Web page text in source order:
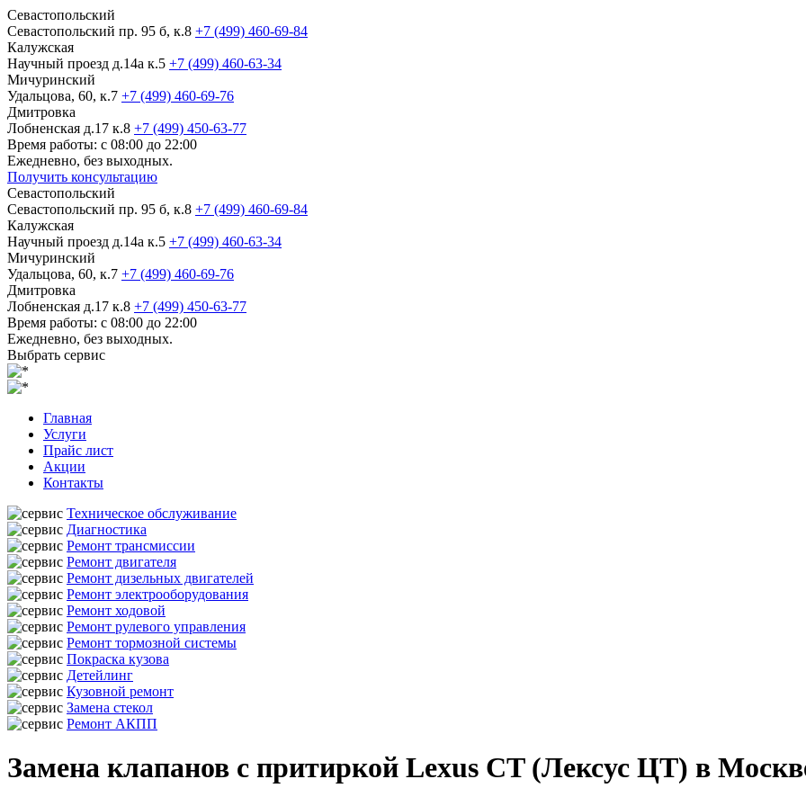
Севастопольский
Севастопольский пр. 95 б, к.8 +7 (499) 460-69-84
Калужская
Научный проезд д.14а к.5 +7 (499) 460-63-34
Мичуринский
Удальцова, 60, к.7 +7 (499) 460-69-76
Дмитровка
Лобненская д.17 к.8 +7 (499) 450-63-77
Время работы: с 08:00 до 22:00
Ежедневно, без выходных.
Получить консультацию
Севастопольский
Севастопольский пр. 95 б, к.8 +7 (499) 460-69-84
Калужская
Научный проезд д.14а к.5 +7 (499) 460-63-34
Мичуринский
Удальцова, 60, к.7 +7 (499) 460-69-76
Дмитровка
Лобненская д.17 к.8 +7 (499) 450-63-77
Время работы: с 08:00 до 22:00
Ежедневно, без выходных.
Выбрать сервис
Главная
Услуги
Прайс лист
Акции
Контакты
Техническое обслуживание
Диагностика
Ремонт трансмиссии
Ремонт двигателя
Ремонт дизельных двигателей
Ремонт электрооборудования
Ремонт ходовой
Ремонт рулевого управления
Ремонт тормозной системы
Покраска кузова
Детейлинг
Кузовной ремонт
Замена стекол
Ремонт АКПП
Замена клапанов с притиркой Lexus CT (Лексус ЦТ) в